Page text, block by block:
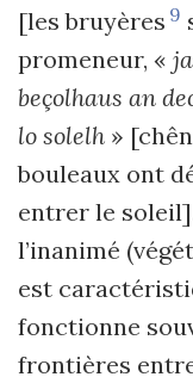
[les bruyères 9
promeneur, «
beçolhaus an
lo solelh »
bouleaux ont
entrer le
l’inanimé
est
fonctionne
frontières